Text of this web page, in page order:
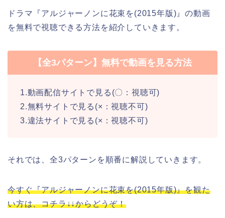
ドラマ『アルジャーノンに花束を(2015年版)』の動画
を無料で視聴できる方法を紹介していきます。
【全3パターン】無料で動画を見る方法
1.動画配信サイトで見る(〇：視聴可)
2.無料サイトで見る(×：視聴不可)
3.違法サイトで見る(×：視聴不可)
それでは、全3パターンを順番に解説していきます。
今すぐ『アルジャーノンに花束を(2015年版)』を観た
い方は、コチラ↓↓からどうぞ！